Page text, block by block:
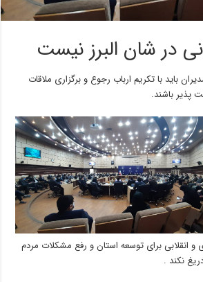
در شان البرز نیست
باید با تکریم ارباب رجوع و برگزاری ملاقات
پذیر باشند.
و انقلابی برای توسعه استان و رفع مشکلات مردم
نکند .